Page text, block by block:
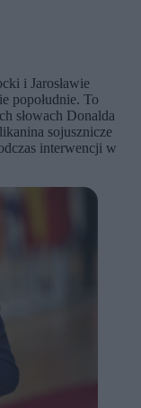
i Jarosławie
popołudnie. To
słowach Donalda
sojusznicze
interwencji w